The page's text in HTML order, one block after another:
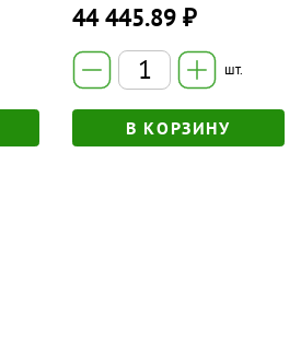
44 445.89 ₽
шт.
В КОРЗИНУ